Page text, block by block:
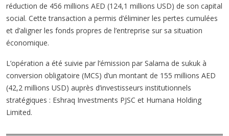
réduction de 456 millions AED (124,1 millions USD) de son capital
social. Cette transaction a permis d’éliminer les pertes cumulées
et d’aligner les fonds propres de l’entreprise sur sa situation
économique.
L’opération a été suivie par l’émission par Salama de sukuk à
conversion obligatoire (MCS) d’un montant de 155 millions AED
(42,2 millions USD) auprès d’investisseurs institutionnels
stratégiques : Eshraq Investments PJSC et Humana Holding
Limited.